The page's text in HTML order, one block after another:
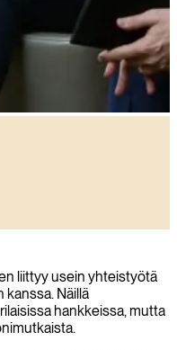
hyödyt?
liittyy usein yhteistyötä
Näillä
hankkeissa, mutta